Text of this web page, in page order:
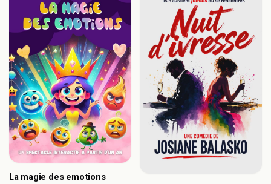
La magie des emotions